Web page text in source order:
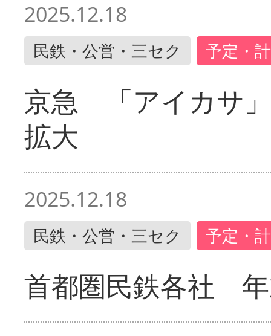
2025.12.18
民鉄・公営・三セク 予定・
京急 「アイカサ
拡大
2025.12.18
民鉄・公営・三セク 予定・
首都圏民鉄各社